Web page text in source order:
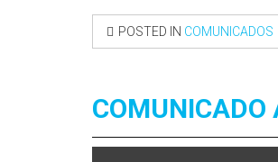
POSTED IN COMUNICADOS